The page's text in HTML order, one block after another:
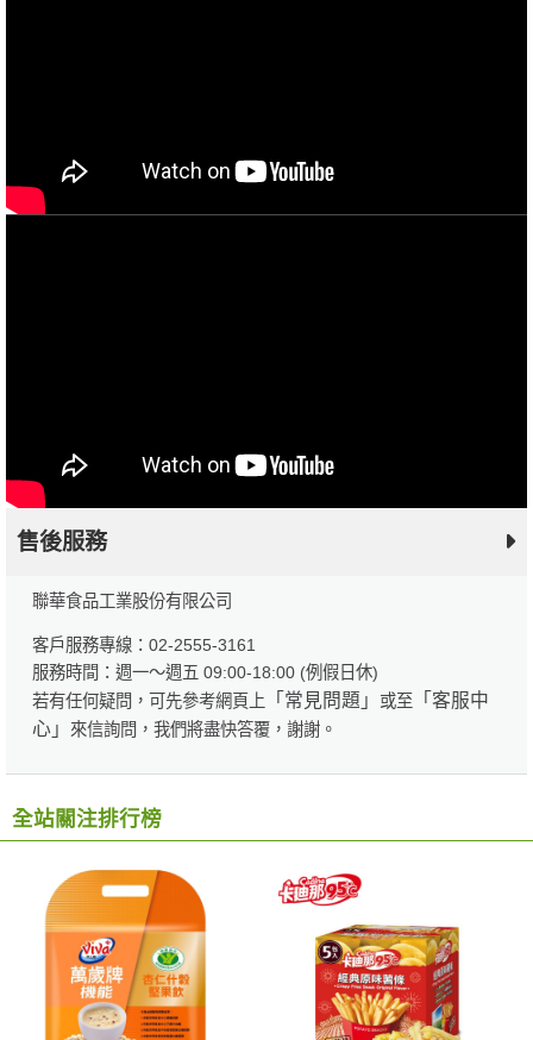
售後服務
聯華食品工業股份有限公司
客戶服務專線：02-2555-3161
服務時間：週一～週五 09:00-18:00 (例假日休)
若有任何疑問，可先參考網頁上 「常見問題」 或至「客服中
心」
來信詢問，我們將盡快答覆，謝謝。
全站關注排行榜